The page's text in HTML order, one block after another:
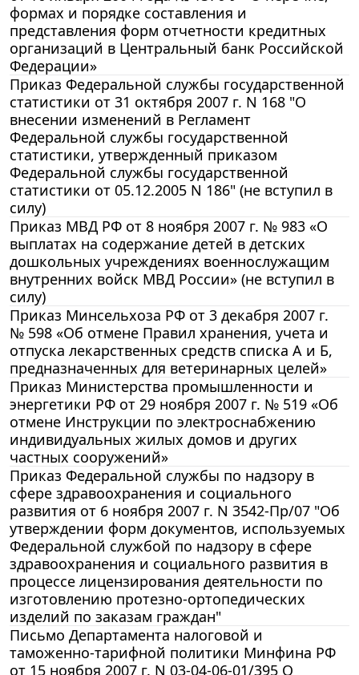
формах и порядке составления и
представления форм отчетности кредитных
организаций в Центральный банк Российской
Федерации»
Приказ Федеральной службы государственной
статистики от 31 октября 2007 г. N 168 "О
внесении изменений в Регламент
Федеральной службы государственной
статистики, утвержденный приказом
Федеральной службы государственной
статистики от 05.12.2005 N 186" (не вступил в
силу)
Приказ МВД РФ от 8 ноября 2007 г. № 983 «О
выплатах на содержание детей в детских
дошкольных учреждениях военнослужащим
внутренних войск МВД России» (не вступил в
силу)
Приказ Минсельхоза РФ от 3 декабря 2007 г.
№ 598 «Об отмене Правил хранения, учета и
отпуска лекарственных средств списка А и Б,
предназначенных для ветеринарных целей»
Приказ Министерства промышленности и
энергетики РФ от 29 ноября 2007 г. № 519 «Об
отмене Инструкции по электроснабжению
индивидуальных жилых домов и других
частных сооружений»
Приказ Федеральной службы по надзору в
сфере здравоохранения и социального
развития от 6 ноября 2007 г. N 3542-Пр/07 "Об
утверждении форм документов, используемых
Федеральной службой по надзору в сфере
здравоохранения и социального развития в
процессе лицензирования деятельности по
изготовлению протезно-ортопедических
изделий по заказам граждан"
Письмо Департамента налоговой и
таможенно-тарифной политики Минфина РФ
от 15 ноября 2007 г. N 03-04-06-01/395 О